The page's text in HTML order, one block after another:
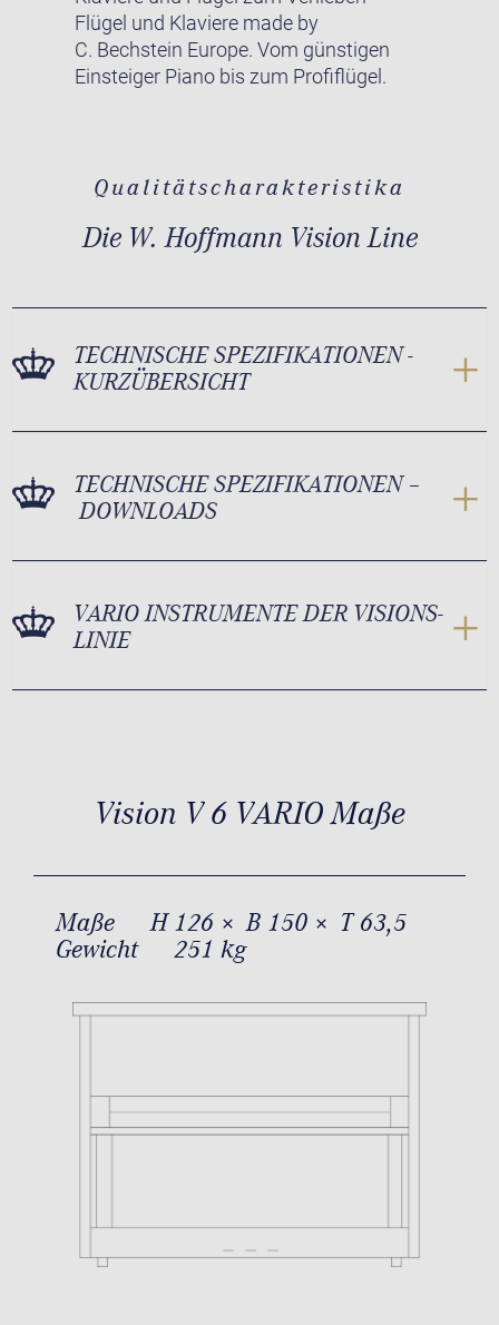
Flügel und Klaviere made by
C. Bechstein Europe. Vom günstigen
Einsteiger Piano bis zum Profiflügel.
Qualitätscharakteristika
Die W. Hoffmann Vision Line
TECHNISCHE SPEZIFIKATIONEN -
KURZÜBERSICHT
TECHNISCHE SPEZIFIKATIONEN –
DOWNLOADS
VARIO INSTRUMENTE DER VISIONS-
LINIE
Vision V 6 VARIO Maße
Maße
H 126 × B 150 × T 63,5
Gewicht
251 kg